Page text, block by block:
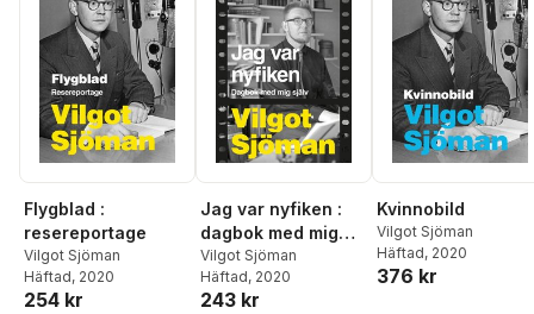
Flygblad :
resereportage
Vilgot Sjöman
Häftad, 2020
254 kr
Jag var nyfiken :
dagbok med mig
själv
Vilgot Sjöman
Häftad, 2020
243 kr
Kvinnobild
Vilgot Sjöman
Häftad, 2020
376 kr